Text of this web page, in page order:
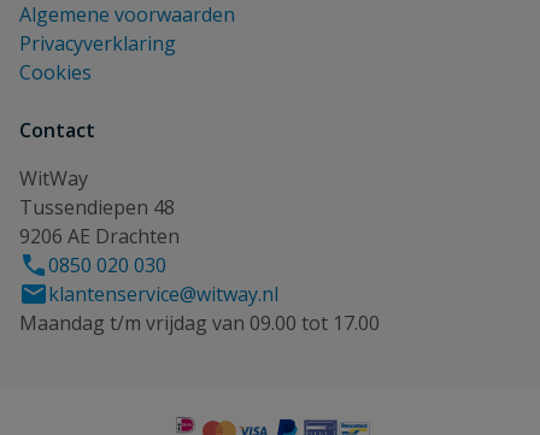
Algemene voorwaarden
Privacyverklaring
Cookies
Contact
WitWay
Tussendiepen 48
9206 AE Drachten
0850 020 030
klantenservice@witway.nl
Maandag t/m vrijdag van 09.00 tot 17.00